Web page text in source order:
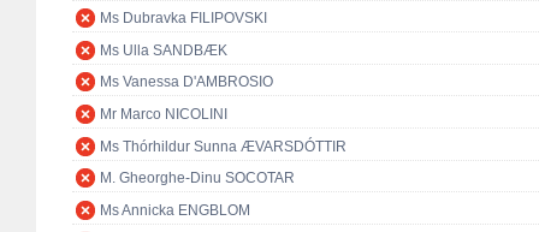
Ms Dubravka FILIPOVSKI
Ms Ulla SANDBÆK
Ms Vanessa D'AMBROSIO
Mr Marco NICOLINI
Ms Thórhildur Sunna ÆVARSDÓTTIR
M. Gheorghe-Dinu SOCOTAR
Ms Annicka ENGBLOM